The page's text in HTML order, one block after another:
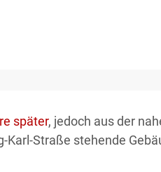
später, jedoch aus der
Karl-Straße stehende